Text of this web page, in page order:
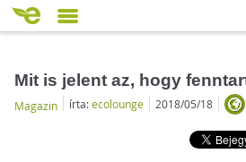
Mit is jelent az, hogy
Magazin írta:ecolounge 2018/05/18